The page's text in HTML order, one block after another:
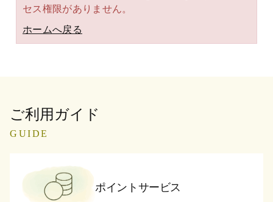
セス権限がありません。
ホームへ戻る
ご利用ガイド
GUIDE
ポイントサービス